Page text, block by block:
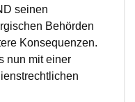
seinen
Behörden
Konsequenzen.
nun mit einer